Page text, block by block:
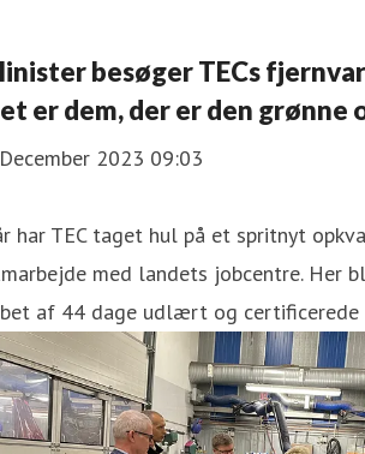
besøger TECs
er dem, der er den grønne
2023 09:03
har TEC taget hul på et spritnyt
med landets jobcentre. Her
af 44 dage udlært og certificerede